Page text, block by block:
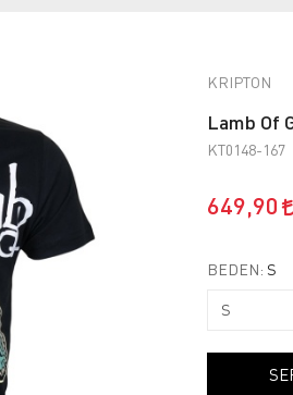
KRIPTON
Lamb Of
KT0148-167
649,90
BEDEN: S